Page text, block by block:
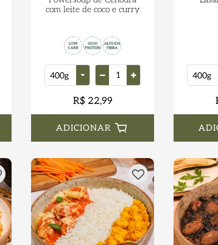
com leite de coco e curry
R$ 22,99
ADICIONAR